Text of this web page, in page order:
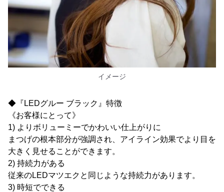
イメージ
◆『LEDグルー ブラック』特徴
《お客様にとって》
1) よりボリューミーでかわいい仕上がりに
まつげの根本部分が強調され、アイライン効果でより目を
大きく見せることができます。
2) 持続力がある
従来のLEDマツエクと同じような持続力があります。
3) 時短でできる